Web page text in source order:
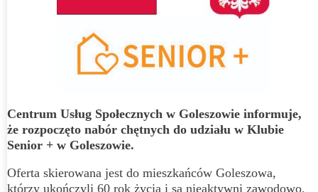
Centrum Usług Społecznych w Goleszowie informuje,
że rozpoczęto nabór chętnych do udziału w Klubie
Senior + w Goleszowie.
Oferta skierowana jest do mieszkańców Goleszowa,
którzy ukończyli 60 rok życia i są nieaktywni zawodowo.